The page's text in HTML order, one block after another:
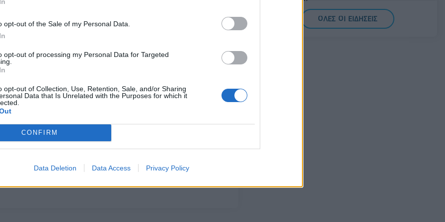
opt-out of the Sale of my Personal Data.
opt-out of processing my Personal Data for Targeted
opt-out of Collection, Use, Retention, Sale, and/or Sharing
Data that Is Unrelated with the Purposes for which it
CONFIRM
Data Deletion Data Access Privacy Policy
Τουριστικής Επιτροπής Δήμου Σκοπέλου
giving-the-gift-of-abba.html
07/08/2026 - 14:11
ΟΛΕΣ ΟΙ ΕΙΔΗΣΕΙΣ